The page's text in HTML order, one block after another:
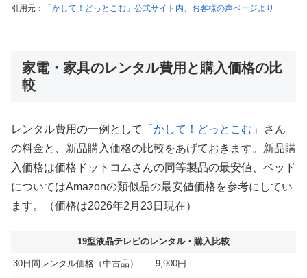
引用元： 「かして！どっとこむ」公式サイト内、お客様の声ページより
家電・家具のレンタル費用と購入価格の比
較
レンタル費用の一例として 「かして！どっとこむ」
さん
の料金と、新品購入価格の比較をあげておきます。新品購
入価格は価格ドットコムさんの同等製品の最安値、ベッド
についてはAmazonの類似品の最安値価格を参考にしてい
ます。（価格は2026年2月23日現在）
19型液晶テレビのレンタル・購入比較
30日間レンタル価格（中古品） 9,900円